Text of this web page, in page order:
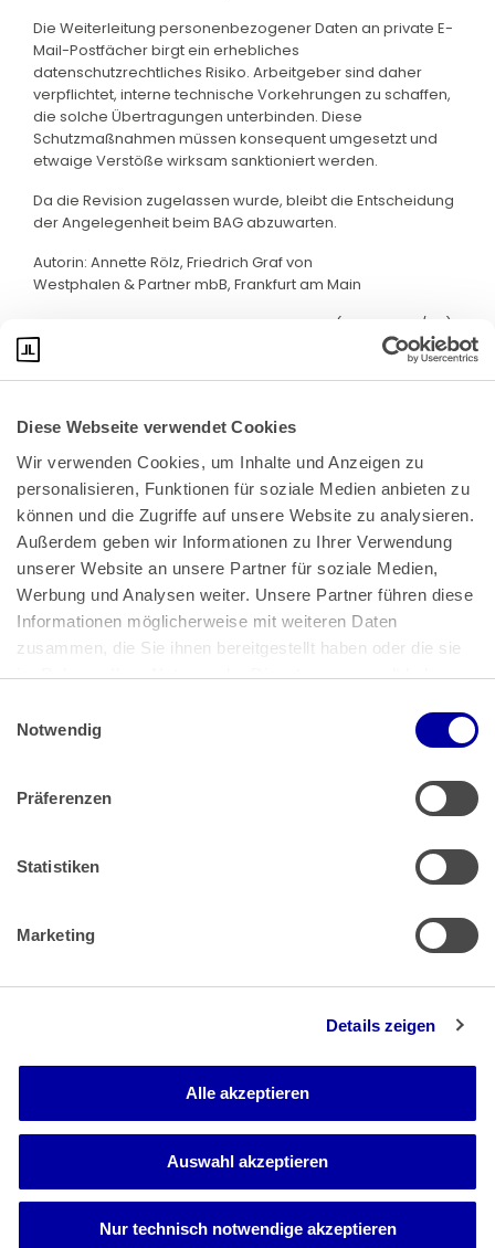
Diese Webseite verwendet Cookies
Wir verwenden Cookies, um Inhalte und Anzeigen zu
personalisieren, Funktionen für soziale Medien anbieten zu
können und die Zugriffe auf unsere Website zu analysieren.
Außerdem geben wir Informationen zu Ihrer Verwendung
unserer Website an unsere Partner für soziale Medien,
Werbung und Analysen weiter. Unsere Partner führen diese
Informationen möglicherweise mit weiteren Daten
zusammen, die Sie ihnen bereitgestellt haben oder die sie
im Rahmen Ihrer Nutzung der Dienste gesammelt haben.
Impressum
Notwendig
Präferenzen
Statistiken
Marketing
Details zeigen
Alle akzeptieren
Auswahl akzeptieren
Nur technisch notwendige akzeptieren
Die Weiterleitung personenbezogener Daten an private E-
Mail-Postfächer birgt ein erhebliches
datenschutzrechtliches Risiko. Arbeitgeber sind daher
verpflichtet, interne technische Vorkehrungen zu schaffen,
die solche Übertragungen unterbinden. Diese
Schutzmaßnahmen müssen konsequent umgesetzt und
etwaige Verstöße wirksam sanktioniert werden.
Da die Revision zugelassen wurde, bleibt die Entscheidung
der Angelegenheit beim BAG abzuwarten.
Autorin: Annette Rölz, Friedrich Graf von
Westphalen & Partner mbB, Frankfurt am Main
Quelle: LAG Hessen, Beschluss v. 10.3.2025 (16 TaBV 109/24)
Bundeskanzlerplatz 2
53113 Bonn
Pressemitteilungen|AGB
Impressum|Datenschutz
Muster Widerrufsformular (PDF)
Barrierefreiheit